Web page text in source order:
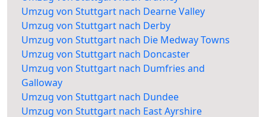
Umzug von Stuttgart nach Dearne Valley
Umzug von Stuttgart nach Derby
Umzug von Stuttgart nach Die Medway Towns
Umzug von Stuttgart nach Doncaster
Umzug von Stuttgart nach Dumfries and
Galloway
Umzug von Stuttgart nach Dundee
Umzug von Stuttgart nach East Ayrshire